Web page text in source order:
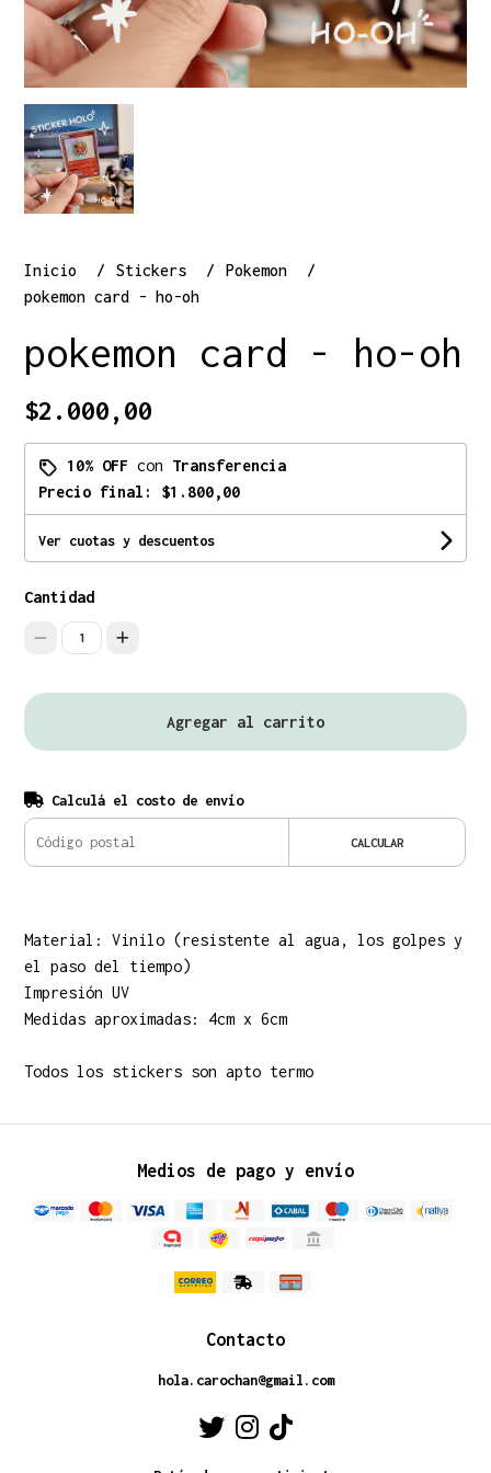
Inicio Stickers
Pokemon
pokemon card - ho-oh
pokemon card - ho-oh
$2.000,00
10% OFF con Transferencia
Precio final: $1.800,00
Ver cuotas y descuentos
Cantidad
1
Agregar al carrito
Calculá el costo de envío
CALCULAR
Material: Vinilo (resistente al agua, los golpes y
el paso del tiempo)
Impresión UV
Medidas aproximadas: 4cm x 6cm
Todos los stickers son apto termo
Medios de pago y envío
Contacto
hola.carochan@gmail.com